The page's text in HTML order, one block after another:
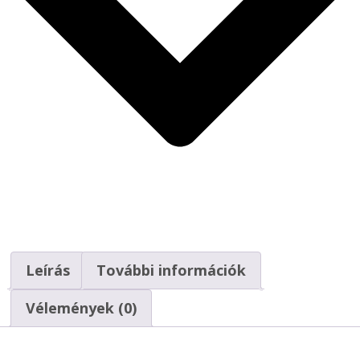
Leírás
További információk
Vélemények (0)